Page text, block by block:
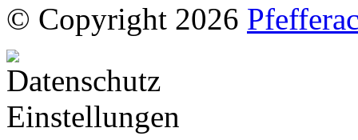
© Copyright 2026